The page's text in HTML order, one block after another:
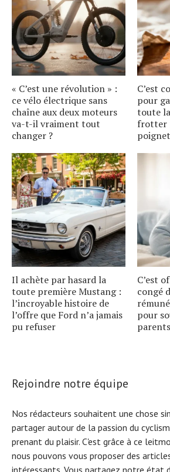
« C’est une révolution » :
ce vélo électrique sans
chaîne aux deux moteurs
va-t-il vraiment tout
changer ?
C’est
pour
toute
frotter
Il achète par hasard la
toute première Mustang :
l’incroyable histoire de
l’offre que Ford n’a jamais
pu refuser
C’est
congé
pour
parents
Rejoindre notre équipe
Nos rédacteurs souhaitent une chose
partager autour de la passion du
prenant du plaisir. C'est grâce à ce
nous pouvons vous proposer des
intéressants. Vous partagez notre état